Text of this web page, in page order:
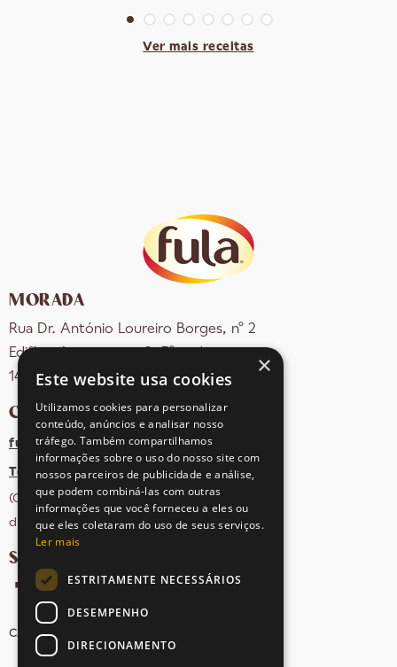
Ver mais receitas
MORADA
Rua Dr. António Loureiro Borges, nº 2
Edifício Arquiparque 2, 3º andar
1495-131 Algés - Portugal
CONTACTOS
fula@sovena.pt
Tel: +351 21 412 93 36
(Chamada para rede fixa nacional;
dias úteis das 10h às 17h)
SIGA-NOS NAS REDES SOCIAIS
CANDIDATURAS
×
Este website usa cookies
Utilizamos cookies para personalizar
conteúdo, anúncios e analisar nosso
tráfego. Também compartilhamos
informações sobre o uso do nosso site com
nossos parceiros de publicidade e análise,
que podem combiná-las com outras
informações que você forneceu a eles ou
que eles coletaram do uso de seus serviços.
Ler mais
ESTRITAMENTE NECESSÁRIOS
DESEMPENHO
DIRECIONAMENTO